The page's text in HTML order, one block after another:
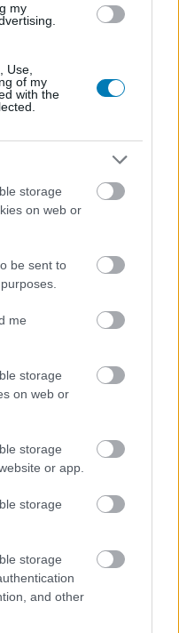
my
Use,
of my
with the
storage
on web or
be sent to
me
storage
on web or
storage
or app.
storage
storage
and other
megoldás, ha csak
Ez a fiatalabb
feszültségét vagy egy
ritmusát keresi, az
igazán próbára
kétarcú képet mutat.
tűnik, és tényleg azt
összepakolt kis
A gyengébb
apróságok, majd
és ennyi, se több,
Néhány óra után már
feladatokat dob majd
a meglepetés ereje
ebből a szempontból
hat, mint valóban
is csak azért lettek
"ott legyenek". Nem